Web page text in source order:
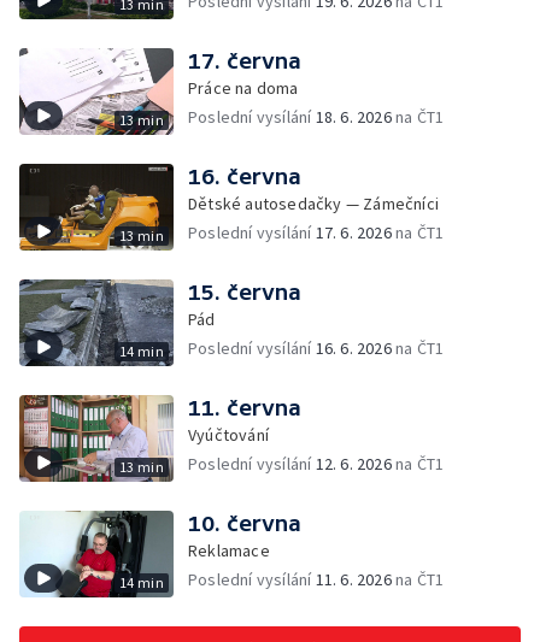
13 min
13 min
17. června
Práce na doma
Poslední vysílání18. 6. 2026na ČT1
13 min
16. června
Dětské autosedačky — Zámečníci
Poslední vysílání17. 6. 2026na ČT1
14 min
15. června
Pád
Poslední vysílání16. 6. 2026na ČT1
13 min
11. června
Vyúčtování
Poslední vysílání12. 6. 2026na ČT1
14 min
10. června
Reklamace
Poslední vysílání11. 6. 2026na ČT1